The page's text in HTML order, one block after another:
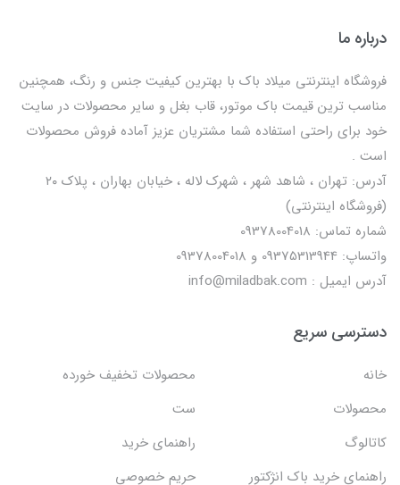
درباره ما
فروشگاه اینترنتی میلاد باک با بهترین کیفیت جنس و رنگ، همچنین
مناسب ترین قیمت باک موتور، قاب بغل و سایر محصولات در سایت
خود برای راحتی استفاده شما مشتریان عزیز آماده فروش محصولات
است .
آدرس: تهران ، شاهد شهر ، شهرک لاله ، خیابان بهاران ، پلاک ۲۰
(فروشگاه اینترنتی)
شماره تماس: 09378004018
واتساپ: 09375313944 و 09378004018
آدرس ایمیل : info@miladbak.com
دسترسی سریع
خانه
محصولات تخفیف خورده
محصولات
ست
کاتالوگ
راهنمای خرید
راهنمای خرید باک انژکتور
حریم خصوصی